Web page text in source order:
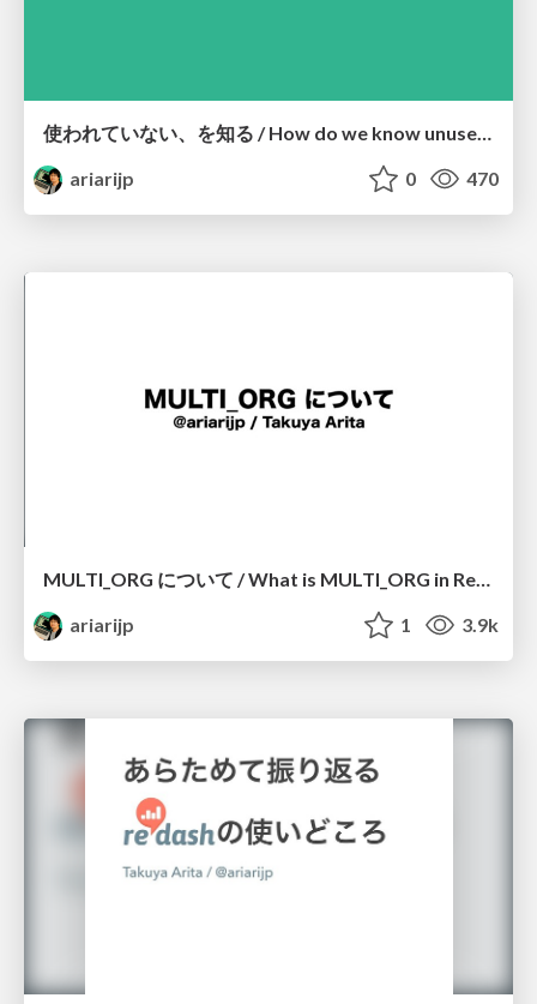
使われていない、を知る / How do we know unused things in the real world?
ariarijp
0 470
MULTI_ORG について / What is MULTI_ORG in Redash
ariarijp
1 3.9k